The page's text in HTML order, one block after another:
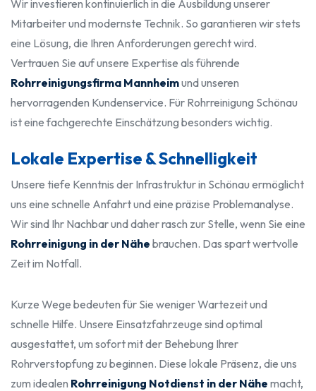
Wir investieren kontinuierlich in die Ausbildung unserer
Mitarbeiter und modernste Technik. So garantieren wir stets
eine Lösung, die Ihren Anforderungen gerecht wird.
Vertrauen Sie auf unsere Expertise als führende
Rohrreinigungsfirma Mannheimund unseren
hervorragenden Kundenservice. Für Rohrreinigung Schönau
ist eine fachgerechte Einschätzung besonders wichtig.
Lokale Expertise & Schnelligkeit
Unsere tiefe Kenntnis der Infrastruktur in Schönau ermöglicht
uns eine schnelle Anfahrt und eine präzise Problemanalyse.
Wir sind Ihr Nachbar und daher rasch zur Stelle, wenn Sie eine
Rohrreinigung in der Nähe brauchen. Das spart wertvolle
Zeit im Notfall.
Kurze Wege bedeuten für Sie weniger Wartezeit und
schnelle Hilfe. Unsere Einsatzfahrzeuge sind optimal
ausgestattet, um sofort mit der Behebung Ihrer
Rohrverstopfung zu beginnen. Diese lokale Präsenz, die uns
zum idealen Rohrreinigung Notdienst in der Nähe macht,